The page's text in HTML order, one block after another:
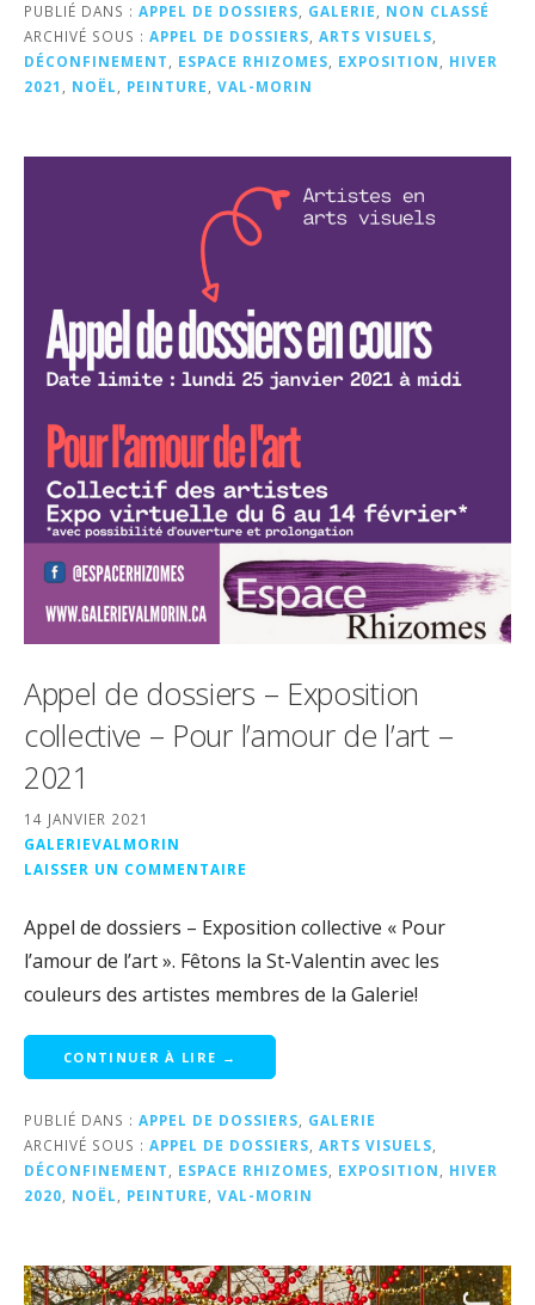
PUBLIÉ DANS : APPEL DE DOSSIERS, GALERIE, NON CLASSÉ
ARCHIVÉ SOUS : APPEL DE DOSSIERS, ARTS VISUELS,
DÉCONFINEMENT, ESPACE RHIZOMES, EXPOSITION, HIVER
2021 , NOËL, PEINTURE, VAL-MORIN
Appel de dossiers – Exposition
collective – Pour l’amour de l’art –
2021
14 JANVIER 2021
GALERIEVALMORIN
LAISSER UN COMMENTAIRE
Appel de dossiers – Exposition collective « Pour
l’amour de l’art ». Fêtons la St-Valentin avec les
couleurs des artistes membres de la Galerie!
CONTINUER À LIRE →
PUBLIÉ DANS : APPEL DE DOSSIERS
GALERIE
ARCHIVÉ SOUS : APPEL DE DOSSIERS ARTS VISUELS
DÉCONFINEMENT
ESPACE RHIZOMES EXPOSITION
HIVER
2020
NOËL PEINTURE VAL-MORIN